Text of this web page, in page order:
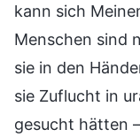
kann sich
Menschen sind
sie in den
sie Zuflucht in
gesucht hätten